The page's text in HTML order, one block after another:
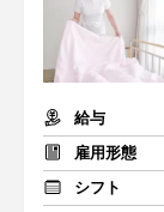
給与
雇用形態
シフト